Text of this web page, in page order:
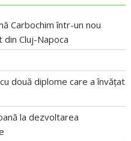
Carbochim într-un nou
Cluj-Napoca
două diplome care a învățat
la dezvoltarea